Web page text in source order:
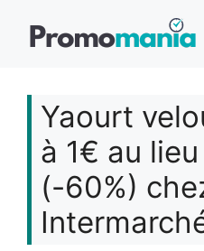
Yaourt
à 1€ au
(-60%)